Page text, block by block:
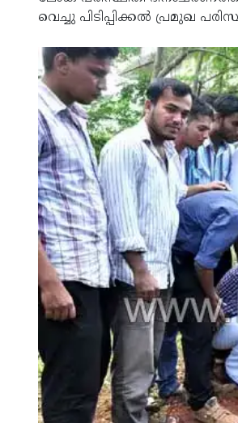
വെച്ചു പിടിപ്പിക്കല്‍ പ്രമുഖ